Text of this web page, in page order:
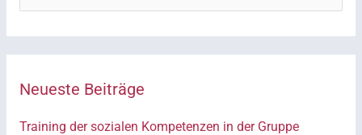
e
n
Neueste Beiträge
Training der sozialen Kompetenzen in der Gruppe